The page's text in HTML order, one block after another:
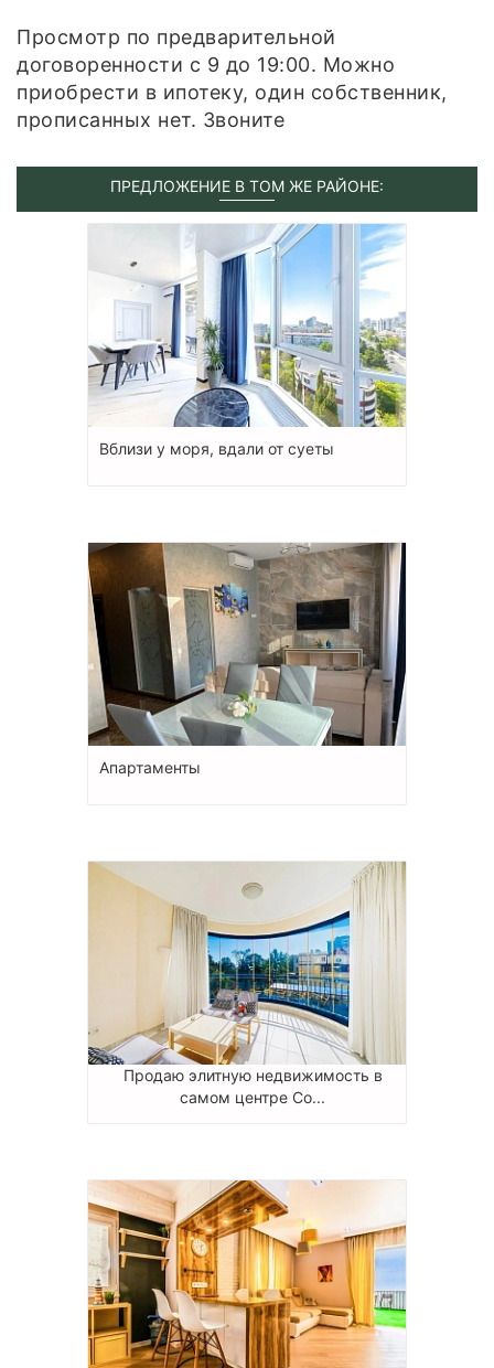
Просмотр по предварительной
договоренности с 9 до 19:00. Можно
приобрести в ипотеку, один собственник,
прописанных нет. Звоните
ПРЕДЛОЖЕНИЕ В ТОМ ЖЕ РАЙОНЕ:
Вблизи у моря, вдали от суеты
Апартаменты
Продаю элитную недвижимость в
самом центре Со...